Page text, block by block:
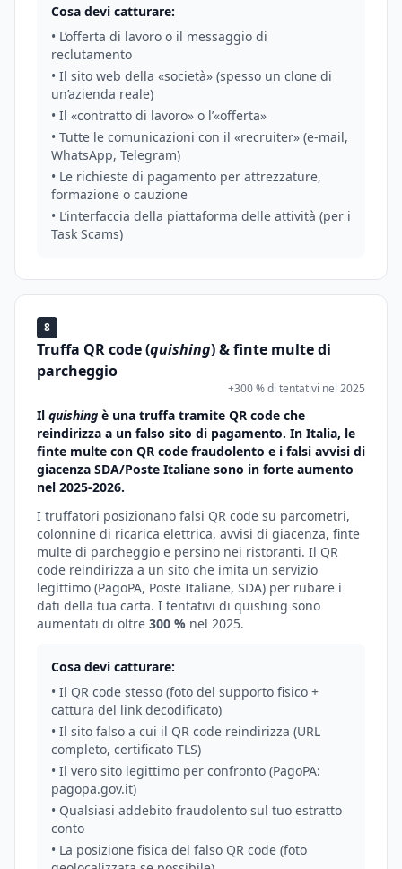
Cosa devi catturare:
• L’offerta di lavoro o il messaggio di
reclutamento
• Il sito web della «società» (spesso un clone di
un’azienda reale)
• Il «contratto di lavoro» o l’«offerta»
• Tutte le comunicazioni con il «recruiter» (e-mail,
WhatsApp, Telegram)
• Le richieste di pagamento per attrezzature,
formazione o cauzione
• L’interfaccia della piattaforma delle attività (per i
Task Scams)
8
Truffa QR code (quishing) & finte multe di
parcheggio
+300 % di tentativi nel 2025
Il quishing è una truffa tramite QR code che
reindirizza a un falso sito di pagamento. In Italia, le
finte multe con QR code fraudolento e i falsi avvisi di
giacenza SDA/Poste Italiane sono in forte aumento
nel 2025-2026.
I truffatori posizionano falsi QR code su parcometri,
colonnine di ricarica elettrica, avvisi di giacenza, finte
multe di parcheggio e persino nei ristoranti. Il QR
code reindirizza a un sito che imita un servizio
legittimo (PagoPA, Poste Italiane, SDA) per rubare i
dati della tua carta. I tentativi di quishing sono
aumentati di oltre 300 % nel 2025.
Cosa devi catturare:
• Il QR code stesso (foto del supporto fisico +
cattura del link decodificato)
• Il sito falso a cui il QR code reindirizza (URL
completo, certificato TLS)
• Il vero sito legittimo per confronto (PagoPA:
pagopa.gov.it)
• Qualsiasi addebito fraudolento sul tuo estratto
conto
• La posizione fisica del falso QR code (foto